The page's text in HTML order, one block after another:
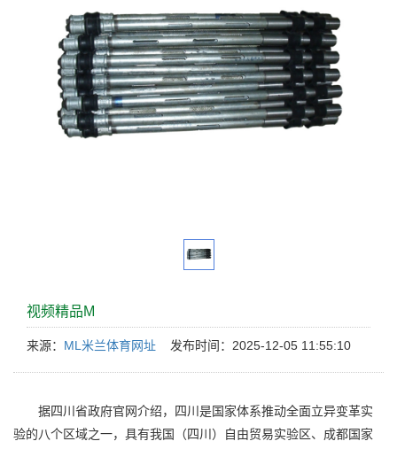
视频精品M
来源： ML米兰体育网址 发布时间：2025-12-05 11:55:10
据四川省政府官网介绍，四川是国家体系推动全面立异变革实
验的八个区域之一，具有我国（四川）自由贸易实验区、成都国家